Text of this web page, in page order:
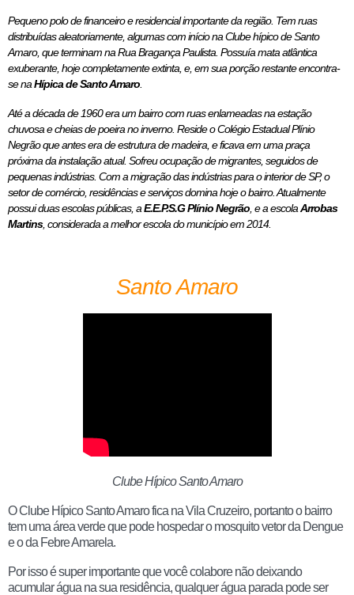
Pequeno polo de financeiro e residencial importante da região. Tem ruas
distribuídas aleatoriamente, algumas com início na Clube hípico de Santo
Amaro, que terminam na Rua Bragança Paulista. Possuía mata atlântica
exuberante, hoje completamente extinta, e, em sua porção restante encontra-
se naHípica de Santo Amaro.
Até a década de 1960 era um bairro com ruas enlameadas na estação
chuvosa e cheias de poeira no inverno. Reside o Colégio Estadual Plínio
Negrão que antes era de estrutura de madeira, e ficava em uma praça
próxima da instalação atual. Sofreu ocupação de migrantes, seguidos de
pequenas indústrias. Com a migração das indústrias para o interior de SP, o
setor de comércio, residências e serviços domina hoje o bairro. Atualmente
possui duas escolas públicas, aE.E.P.S.G Plínio Negrão , e a escolaArrobas
Martins, considerada a melhor escola do município em 2014.
Santo Amaro
Clube Hípico Santo Amaro
O Clube Hípico Santo Amaro fica na Vila Cruzeiro, portanto o bairro
tem uma área verde que pode hospedar o mosquito vetor da Dengue
e o da Febre Amarela.
Por isso é super importante que você colabore não deixando
acumular água na sua residência, qualquer água parada pode ser